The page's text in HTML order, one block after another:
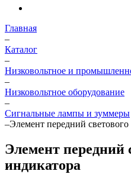
Главная
–
Каталог
–
Низковольтное и
–
Низковольтное оборудование
–
Сигнальные лампы и зуммеры
–Элемент передний светового
Элемент передний
индикатора